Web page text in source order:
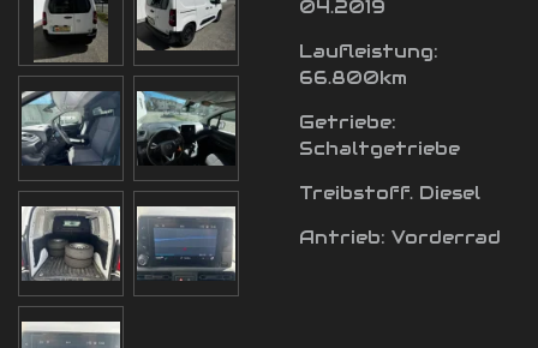
04.2019
Laufleistung:
66.800km
Getriebe:
Schaltgetriebe
Treibstoff. Diesel
Antrieb: Vorderrad